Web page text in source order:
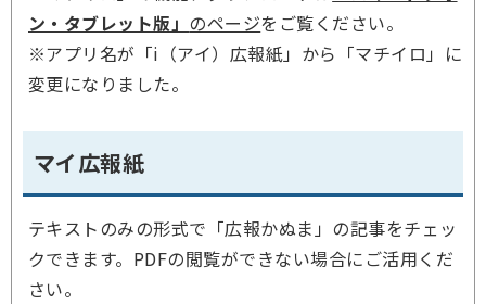
ン・タブレット版」 のページをご覧ください。
※アプリ名が「i（アイ）広報紙」から「マチイロ」に
変更になりました。
マイ広報紙
テキストのみの形式で「広報かぬま」の記事をチェッ
クできます。PDFの閲覧ができない場合にご活用くだ
さい。